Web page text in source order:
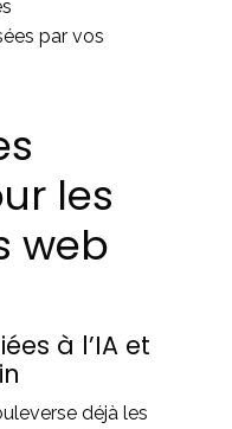
par vos
les
web
à l’IA et
déjà les